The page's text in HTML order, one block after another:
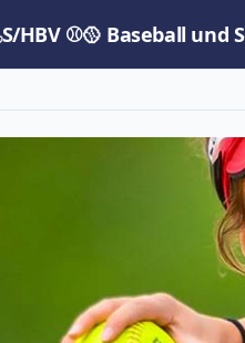
S/HBV ⚾🥎 Baseball